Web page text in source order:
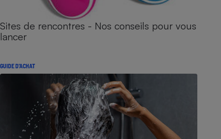
Sites de rencontres - Nos conseils pour vous
lancer
GUIDE D'ACHAT